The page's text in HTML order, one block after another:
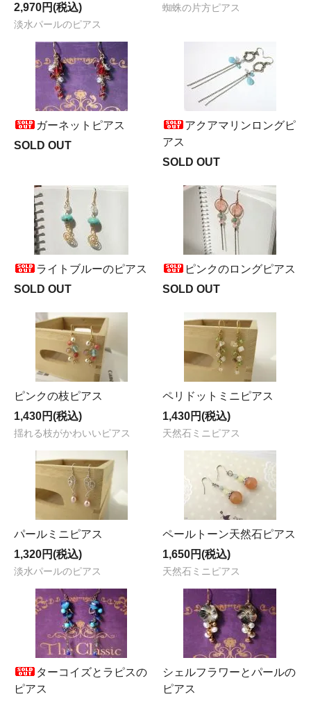
2,970円(税込)
淡水パールのピアス
蜘蛛の片方ピアス
ガーネットピアス
SOLD OUT
アクアマリンロングピ
アス
SOLD OUT
ライトブルーのピアス
SOLD OUT
ピンクのロングピアス
SOLD OUT
ピンクの枝ピアス
1,430円(税込)
揺れる枝がかわいいピアス
ペリドットミニピアス
1,430円(税込)
天然石ミニピアス
パールミニピアス
1,320円(税込)
淡水パールのピアス
ペールトーン天然石ピアス
1,650円(税込)
天然石ミニピアス
ターコイズとラピスの
ピアス
シェルフラワーとパールの
ピアス